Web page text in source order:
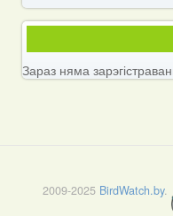
Зараз няма
2009-2025 BirdWatch.by.